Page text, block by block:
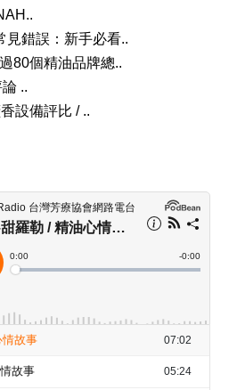
見錯誤：新手必看..
80個精油品牌總..
..
設備評比 / ..